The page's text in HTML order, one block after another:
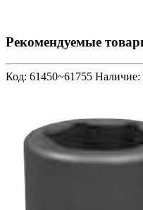
Рекомендуемые
Код: 61450~61755 Наличие: